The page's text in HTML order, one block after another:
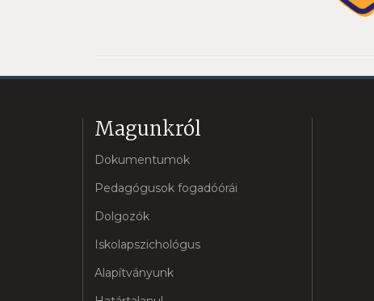
Magunkról
Dokumentumok
Pedagógusok fogadóórái
Dolgozók
Iskolapszichológus
Alapítványunk